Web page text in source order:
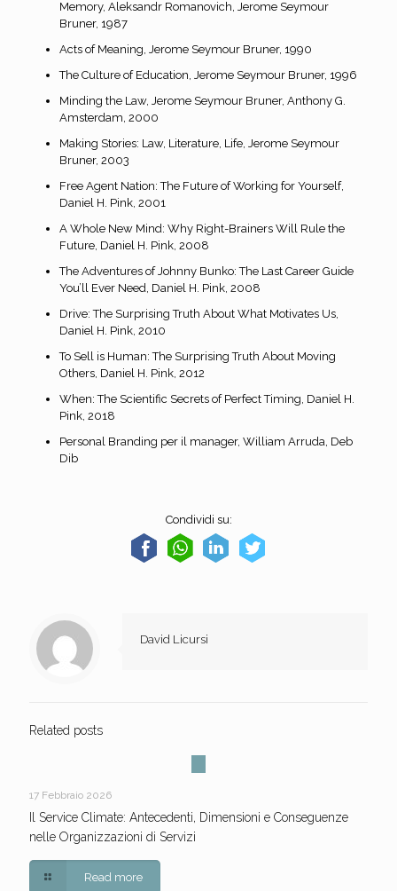
Memory, Aleksandr Romanovich, Jerome Seymour
Bruner, 1987
Acts of Meaning, Jerome Seymour Bruner, 1990
The Culture of Education, Jerome Seymour Bruner, 1996
Minding the Law, Jerome Seymour Bruner, Anthony G.
Amsterdam, 2000
Making Stories: Law, Literature, Life, Jerome Seymour
Bruner, 2003
Free Agent Nation: The Future of Working for Yourself,
Daniel H. Pink, 2001
A Whole New Mind: Why Right-Brainers Will Rule the
Future, Daniel H. Pink, 2008
The Adventures of Johnny Bunko: The Last Career Guide
You’ll Ever Need, Daniel H. Pink, 2008
Drive: The Surprising Truth About What Motivates Us,
Daniel H. Pink, 2010
To Sell is Human: The Surprising Truth About Moving
Others, Daniel H. Pink, 2012
When: The Scientific Secrets of Perfect Timing, Daniel H.
Pink, 2018
Personal Branding per il manager, William Arruda, Deb
Dib
Condividi su:
David Licursi
Related posts
17 Febbraio 2026
Il Service Climate: Antecedenti, Dimensioni e Conseguenze
nelle Organizzazioni di Servizi
Read more